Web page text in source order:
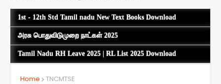
1st - 12th Std Tamil nadu New Text Books Download
அரசு பொதுவிடுமுறை நாட்கள் 2025
Tamil Nadu RH Leave 2025 | RL List 2025 Download
Home TNCMTSE